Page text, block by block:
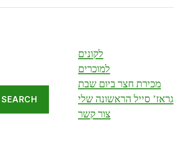
לקונים
למוכרים
מכירת חצר ביום שבת
גראז’ סייל הראשונה שלי
צור קשר